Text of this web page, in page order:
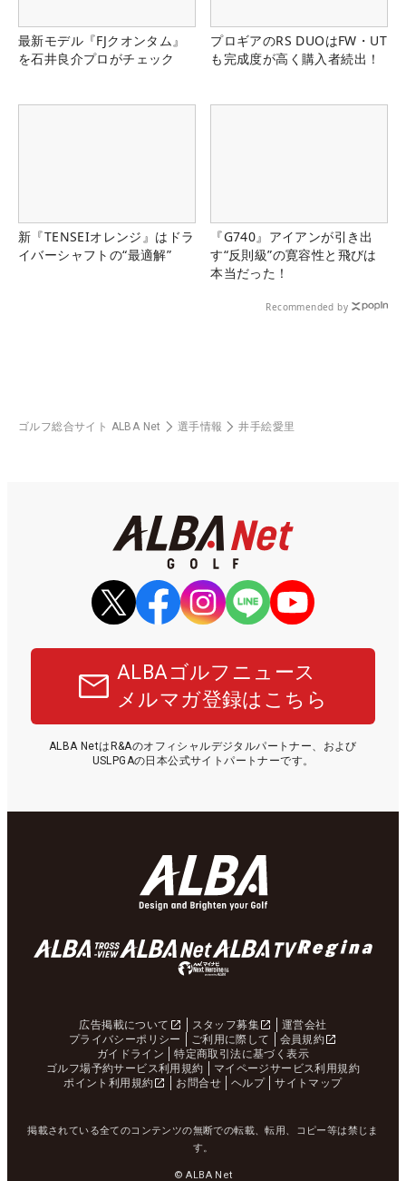
最新モデル『FJクオンタム』
を石井良介プロがチェック
プロギアのRS DUOはFW・UT
も完成度が高く購入者続出！
新『TENSEIオレンジ』はドラ
イバーシャフトの“最適解”
『G740』アイアンが引き出
す“反則級”の寛容性と飛びは
本当だった！
Recommended by
ゴルフ総合サイト ALBA Net 選手情報 井手絵愛里
ALBAゴルフニュース
メルマガ登録はこちら
ALBA NetはR&Aのオフィシャルデジタルパートナー、および
USLPGAの日本公式サイトパートナーです。
広告掲載について スタッフ募集
運営会社
プライバシーポリシー
ご利用に際して
会員規約
ガイドライン
特定商取引法に基づく表示
ゴルフ場予約サービス利用規約
マイページサービス利用規約
ポイント利用規約
お問合せ ヘルプ サイトマップ
掲載されている全てのコンテンツの無断での転載、転用、コピー等は禁じま
す。
© ALBA Net